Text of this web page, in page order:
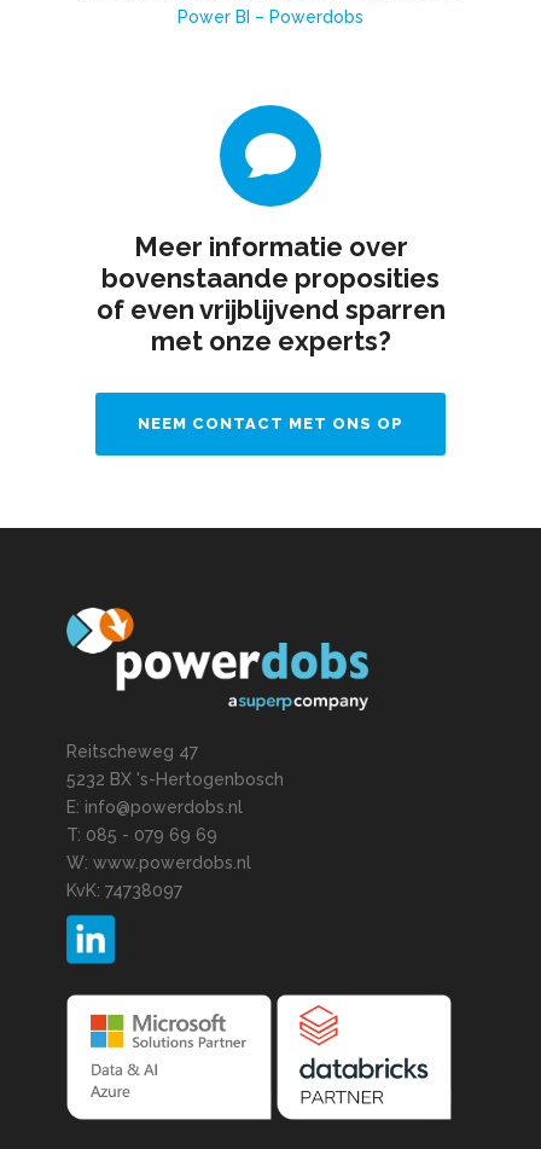
Power BI – Powerdobs
Meer informatie over
bovenstaande proposities
of even vrijblijvend sparren
met onze experts?
NEEM CONTACT MET ONS OP
Reitscheweg 47
5232 BX 's-Hertogenbosch
E: info@powerdobs.nl
T: 085 - 079 69 69
W: www.powerdobs.nl
KvK: 74738097